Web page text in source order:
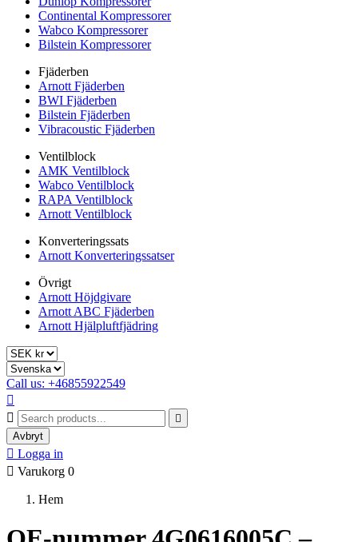
Continental Kompressorer
Wabco Kompressorer
Bilstein Kompressorer
Fjäderben
Arnott Fjäderben
BWI Fjäderben
Bilstein Fjäderben
Vibracoustic Fjäderben
Ventilblock
AMK Ventilblock
Wabco Ventilblock
RAPA Ventilblock
Arnott Ventilblock
Konverteringssats
Arnott Konverteringssatser
Övrigt
Arnott Höjdgivare
Arnott ABC Fjäderben
Arnott Hjälpluftfjädring
Call us: +46855922549



Avbryt
 Logga in
 Varukorg 0
Hem